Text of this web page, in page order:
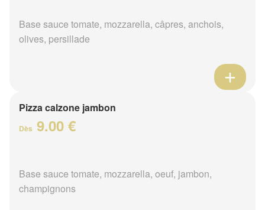
Base sauce tomate, mozzarella, câpres, anchois,
olives, persillade
Pizza calzone jambon
Dès 9.00 €
Base sauce tomate, mozzarella, oeuf, jambon,
champignons